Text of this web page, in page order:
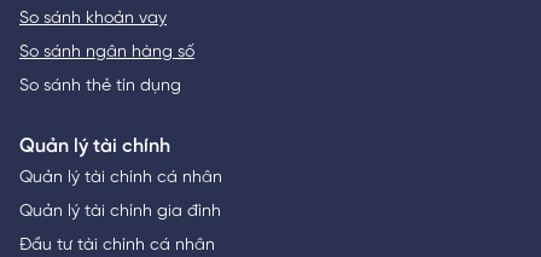
So sánh khoản vay
So sánh ngân hàng số
So sánh thẻ tín dụng
Quản lý tài chính
Quản lý tài chính cá nhân
Quản lý tài chính gia đình
Đầu tư tài chính cá nhân